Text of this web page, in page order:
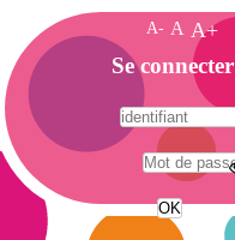
A- A A+
A
c
c
e
i
Se connecter
A